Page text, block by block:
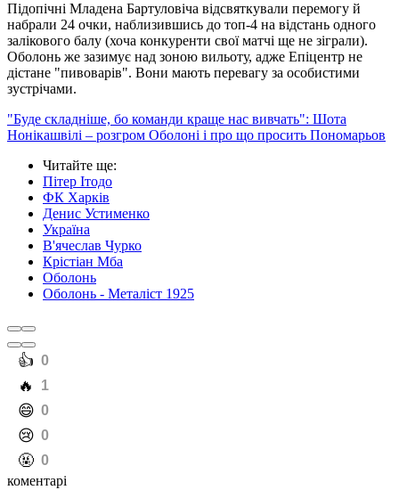
Підопічні Младена Бартуловіча відсвяткували перемогу й
набрали 24 очки, наблизившись до топ-4 на відстань одного
залікового балу (хоча конкуренти свої матчі ще не зіграли).
Оболонь же зазимує над зоною вильоту, адже Епіцентр не
дістане "пивоварів". Вони мають перевагу за особистими
зустрічами.
"Буде складніше, бо команди краще нас вивчать": Шота
Нонікашвілі – розгром Оболоні і про що просить Пономарьов
Читайте ще:
Пітер Ітодо
ФК Харків
Денис Устименко
Україна
В'ячеслав Чурко
Крістіан Мба
Оболонь
Оболонь - Металіст 1925
️👍 0
️🔥 1
️😄 0
️😢 0
️🤬 0
коментарі